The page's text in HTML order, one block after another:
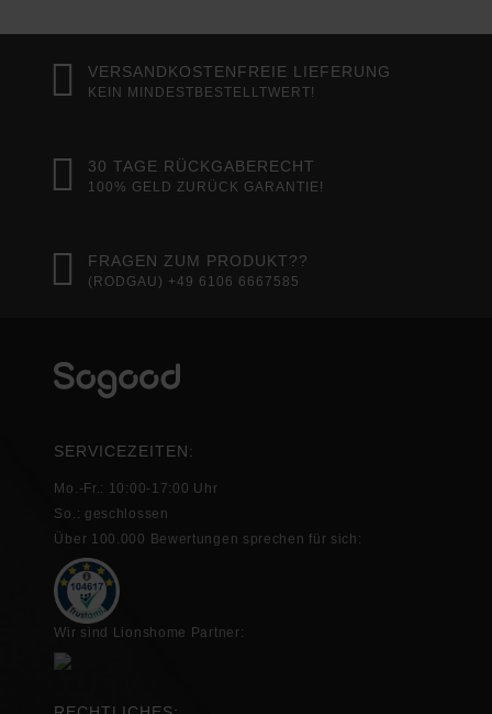
VERSANDKOSTENFREIE LIEFERUNG
KEIN MINDESTBESTELLTWERT!
30 TAGE RÜCKGABERECHT
100% GELD ZURÜCK GARANTIE!
FRAGEN ZUM PRODUKT??
(RODGAU) +49 6106 6667585
SERVICEZEITEN:
Mo.-Fr.: 10:00-17:00 Uhr
So.: geschlossen
Über 100.000 Bewertungen sprechen für sich:
Wir sind Lionshome Partner: